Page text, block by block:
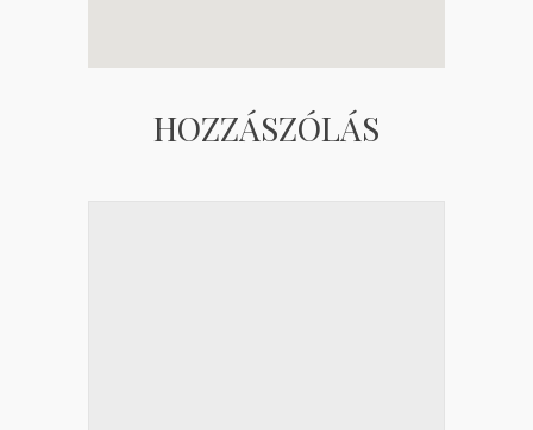
HOZZÁSZÓLÁS